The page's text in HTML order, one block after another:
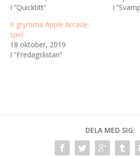
I ”Quicktitt”
I
9 grymma Apple Arcade-
spel
18 oktober, 2019
I ”Fredagslistan”
DELA MED SIG: